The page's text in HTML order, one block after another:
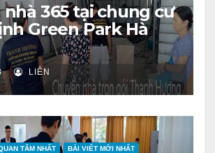
nhà 365 tại chung cư
Green Park Hà
LIÊN
TÂM NHẤT BÀI VIẾT MỚI NHẤT